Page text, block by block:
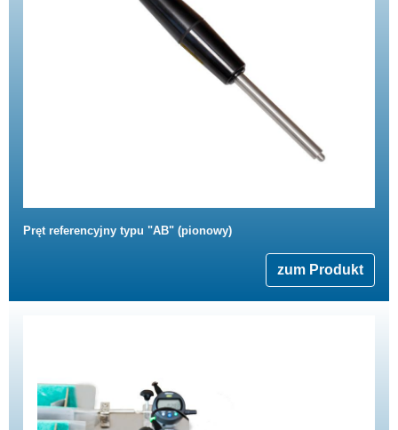
Pręt referencyjny typu "AB" (pionowy)
zum Produkt